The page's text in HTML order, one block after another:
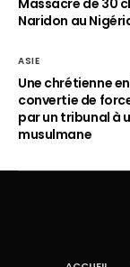
Naridon au
ASIE
Une chrétienne
convertie de
par un tribunal à
musulmane